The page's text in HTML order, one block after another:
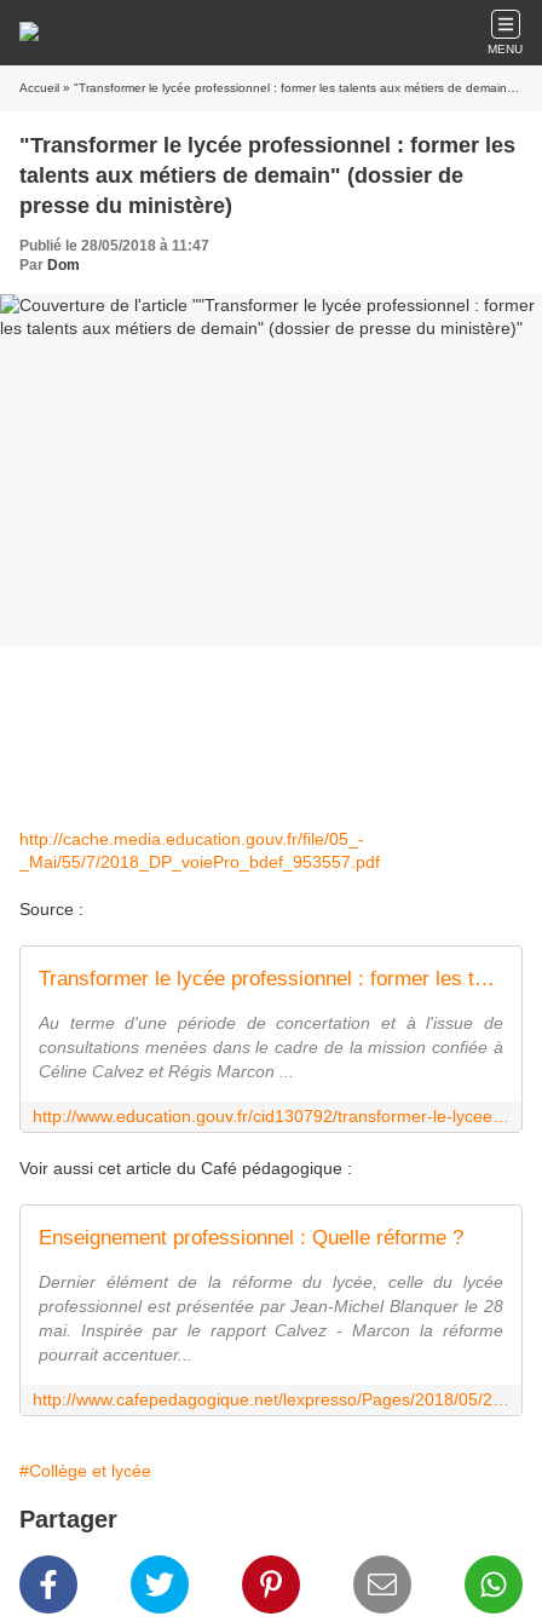
MENU
Accueil » "Transformer le lycée professionnel : former les talents aux métiers de demain" (dossier de presse du ministère)
"Transformer le lycée professionnel : former les
talents aux métiers de demain" (dossier de
presse du ministère)
Publié le 28/05/2018 à 11:47
Par Dom
http://cache.media.education.gouv.fr/file/05_-
_Mai/55/7/2018_DP_voiePro_bdef_953557.pdf
Source :
Transformer le lycée professionnel : former les talents aux métiers de demain
Au terme d'une période de concertation et à l'issue de
consultations menées dans le cadre de la mission confiée à
Céline Calvez et Régis Marcon ...
Voir aussi cet article du Café pédagogique :
Enseignement professionnel : Quelle réforme ?
Dernier élément de la réforme du lycée, celle du lycée
professionnel est présentée par Jean-Michel Blanquer le 28
mai. Inspirée par le rapport Calvez - Marcon la réforme
pourrait accentuer...
#Collège et lycée
Partager